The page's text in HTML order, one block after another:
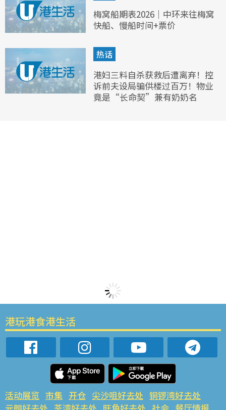
梅窝船期表2026｜中环来往梅窝
快船、慢船时间+票价
热话
港妇三料自杀获救后遭离弃！控
诉前夫设局骗供楼过百万！物业
竟是“长命契”兼有奶奶名
港玩港食港生活
活动展览 市集 开仓 尖沙咀好去处 铜锣湾好去处
元朗好去处 荃湾好去处 旺角好去处 社会 餐厅情报